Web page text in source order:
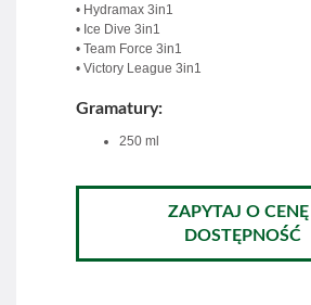
• Hydramax 3in1
• Ice Dive 3in1
• Team Force 3in1
• Victory League 3in1
Gramatury:
250 ml
ZAPYTAJ O CENĘ I
DOSTĘPNOŚĆ